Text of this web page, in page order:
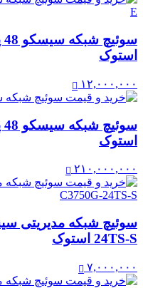
استوک
۱۲,۰۰۰,۰۰۰
استوک
۲۱۰,۰۰۰,۰۰۰
24TS-S استوک
۷,۰۰۰,۰۰۰